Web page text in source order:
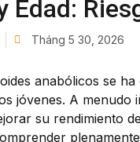
Edad:
Tháng 5 30, 2026
anabólicos se
jóvenes. A
su rendimiento